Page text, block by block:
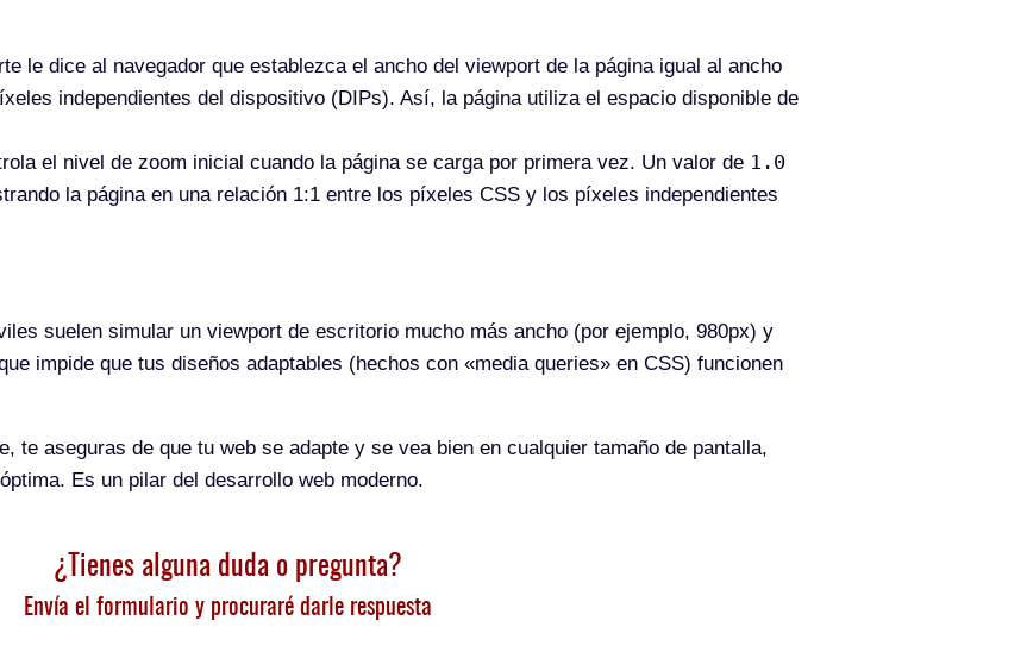
le dice al navegador que establezca el ancho del viewport de la página igual al ancho
independientes del dispositivo (DIPs). Así, la página utiliza el espacio disponible de
el nivel de zoom inicial cuando la página se carga por primera vez. Un valor de 1.0
la página en una relación 1:1 entre los píxeles CSS y los píxeles independientes
suelen simular un viewport de escritorio mucho más ancho (por ejemplo, 980px) y
impide que tus diseños adaptables (hechos con «media queries» en CSS) funcionen
te aseguras de que tu web se adapte y se vea bien en cualquier tamaño de pantalla,
Es un pilar del desarrollo web moderno.
¿Tienes alguna duda o pregunta?
Envía el formulario y procuraré darle respuesta